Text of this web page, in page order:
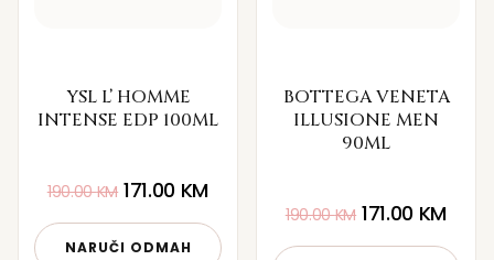
YSL L’ HOMME
INTENSE EDP 100ML
190.00KM 171.00 KM
NARUČI ODMAH
BOTTEGA VENETA
ILLUSIONE MEN
90ML
190.00KM 171.00 KM